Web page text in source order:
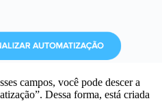
campos, você pode descer a
Dessa forma, está criada